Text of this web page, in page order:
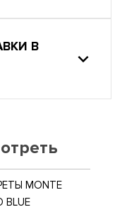
В
MONTE
BLUE